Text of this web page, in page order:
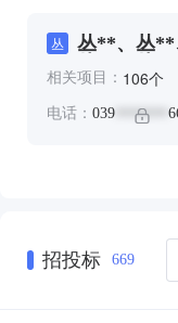
丛
丛**、丛
相关项目： 106个
电话： 039 *******
招投标 669